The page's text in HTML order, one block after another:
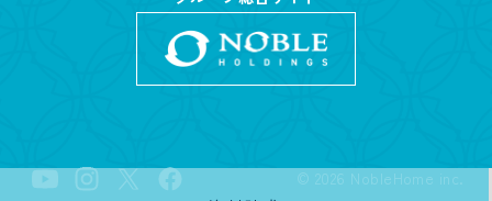
© 2026 NobleHome inc.